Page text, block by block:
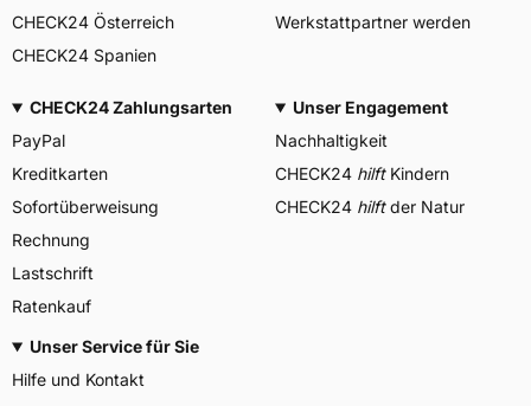
CHECK24 Österreich
CHECK24 Spanien
Werkstattpartner werden
CHECK24 Zahlungsarten
PayPal
Kreditkarten
Sofortüberweisung
Rechnung
Lastschrift
Ratenkauf
Unser Engagement
Nachhaltigkeit
CHECK24 hilftKindern
CHECK24 hilftder Natur
Unser Service für Sie
Hilfe und Kontakt